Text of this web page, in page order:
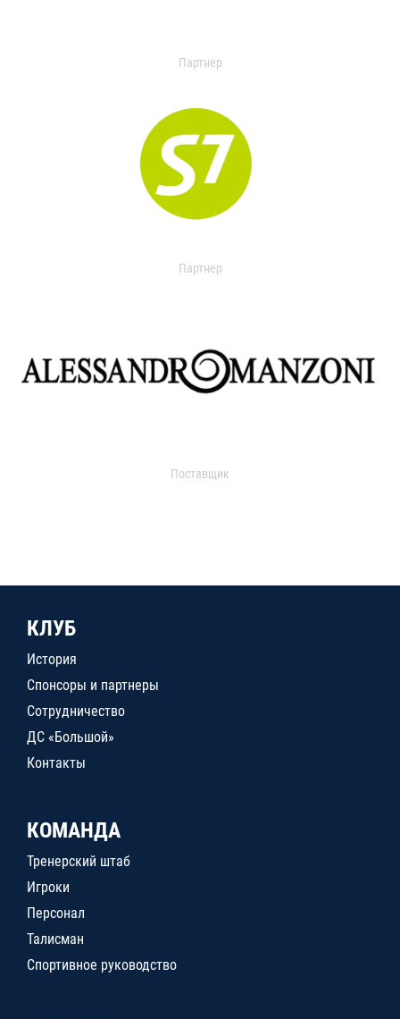
Партнер
Партнер
Поставщик
КЛУБ
История
Спонсоры и партнеры
Сотрудничество
ДС «Большой»
Контакты
КОМАНДА
Тренерский штаб
Игроки
Персонал
Талисман
Спортивное руководство